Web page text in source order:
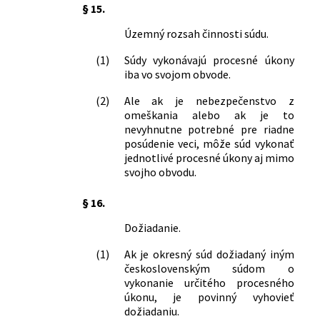
§ 15.
Územný rozsah činnosti súdu.
(1)
Súdy vykonávajú procesné úkony
iba vo svojom obvode.
(2)
Ale ak je nebezpečenstvo z
omeškania alebo ak je to
nevyhnutne potrebné pre riadne
posúdenie veci, môže súd vykonať
jednotlivé procesné úkony aj mimo
svojho obvodu.
§ 16.
Dožiadanie.
(1)
Ak je okresný súd dožiadaný iným
československým súdom o
vykonanie určitého procesného
úkonu, je povinný vyhovieť
dožiadaniu.